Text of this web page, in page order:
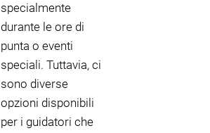
specialmente
durante le ore di
punta o eventi
speciali. Tuttavia, ci
sono diverse
opzioni disponibili
per i guidatori che